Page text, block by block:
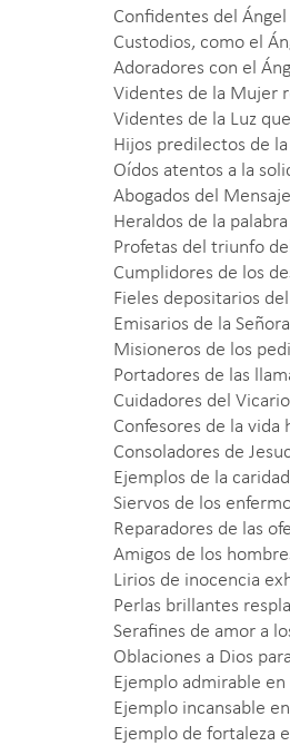
Confidentes del Ángel
Custodios, como el
Adoradores con el
Videntes de la Mujer
Videntes de la Luz
Hijos predilectos de
Oídos atentos a la
Abogados del
Heraldos de la
Profetas del triunfo
Cumplidores de los
Fieles depositarios
Emisarios de la
Misioneros de los
Portadores de las
Cuidadores del
Confesores de la vida
Consoladores de
Ejemplos de la
Siervos de los
Reparadores de las
Amigos de los
Lirios de inocencia
Perlas brillantes
Serafines de amor a
Oblaciones a Dios
Ejemplo admirable
Ejemplo incansable
Ejemplo de fortaleza